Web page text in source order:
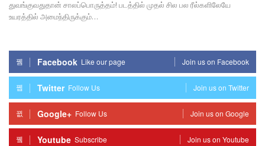
துவங்குவதுதான் சாலப்பொருத்தம்! படத்தில் முதல் சில பல ரீல்களிலேயே
உயரத்தில் அமைந்திருக்கும்…
Facebook Like our page Join us on Facebook
Twitter Follow Us Join us on Twitter
Google+ Follow Us Join us on Google
Youtube Subscribe Join us on Youtube